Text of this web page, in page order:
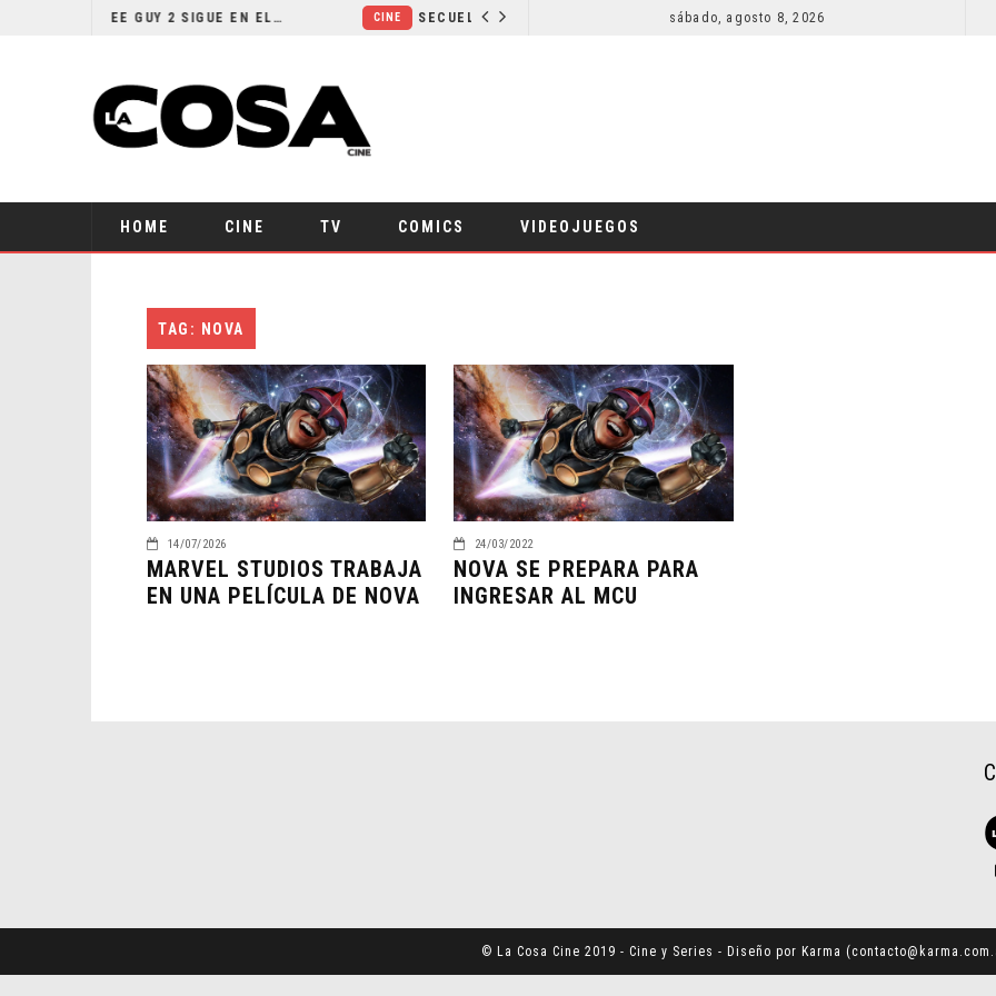
¿POR QUÉ FREE GUY 2 SIGUE EN EL LIMBO? CINE
sábado, agosto 8, 2026
HOME CINE TV COMICS VIDEOJUEGOS
TAG: NOVA
14/07/2026
MARVEL STUDIOS TRABAJA
EN UNA PELÍCULA DE NOVA
24/03/2022
NOVA SE PREPARA PARA
INGRESAR AL MCU
© La Cosa Cine 2019 - Cine y Series - Diseño por Karma (